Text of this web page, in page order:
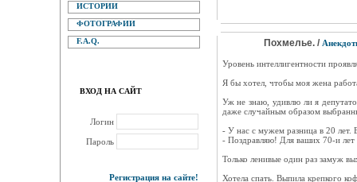
ИСТОРИИ
ФОТОГРАФИИ
F.A.Q.
ВХОД НА САЙТ
Логин
Пароль
Регистрация на сайте!
Похмелье. /
Уровень интеллигентности
Я бы хотел, чтобы моя жена
Уж не знаю, удивлю ли я
даже случайным образом
- У нас с мужем разница в 20 лет.
- Поздравляю! Для ваших 70-и лет
Только ленивые один раз замуж
Хотела спать. Выпила крепкого